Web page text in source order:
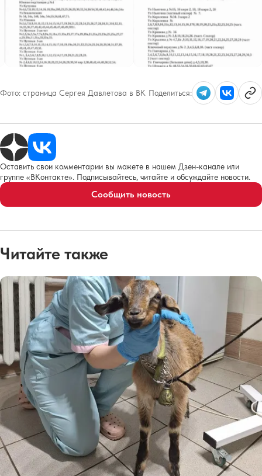
Фото: страница Сергея Давлетова в ВК Поделиться:
Оставить свои комментарии вы можете в нашем Дзен-канале или
группе «ВКонтакте». Подписывайтесь, читайте и обсуждайте новости.
Сообщить новость
Читайте также